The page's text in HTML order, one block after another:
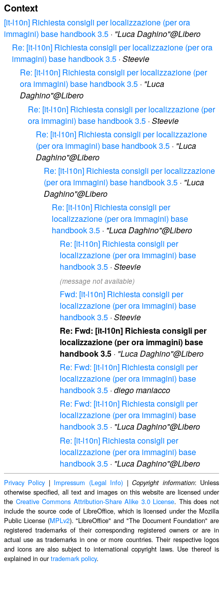
Context
[it-l10n] Richiesta consigli per localizzazione (per ora
immagini) base handbook 3.5 · "Luca Daghino"@Libero
Re: [it-l10n] Richiesta consigli per localizzazione (per ora
immagini) base handbook 3.5 · Steevie
Re: [it-l10n] Richiesta consigli per localizzazione (per
ora immagini) base handbook 3.5 · "Luca
Daghino"@Libero
Re: [it-l10n] Richiesta consigli per localizzazione (per
ora immagini) base handbook 3.5 · Steevie
Re: [it-l10n] Richiesta consigli per localizzazione
(per ora immagini) base handbook 3.5 · "Luca
Daghino"@Libero
Re: [it-l10n] Richiesta consigli per localizzazione
(per ora immagini) base handbook 3.5 · "Luca
Daghino"@Libero
Re: [it-l10n] Richiesta consigli per
localizzazione (per ora immagini) base
handbook 3.5 · "Luca Daghino"@Libero
Re: [it-l10n] Richiesta consigli per
localizzazione (per ora immagini) base
handbook 3.5 · Steevie
(message not available)
Fwd: [it-l10n] Richiesta consigli per
localizzazione (per ora immagini) base
handbook 3.5 · Steevie
Re: Fwd: [it-l10n] Richiesta consigli per
localizzazione (per ora immagini) base
handbook 3.5 · "Luca Daghino"@Libero
Re: Fwd: [it-l10n] Richiesta consigli per
localizzazione (per ora immagini) base
handbook 3.5 · diego maniacco
Re: Fwd: [it-l10n] Richiesta consigli per
localizzazione (per ora immagini) base
handbook 3.5 · "Luca Daghino"@Libero
Re: [it-l10n] Richiesta consigli per
localizzazione (per ora immagini) base
handbook 3.5 · "Luca Daghino"@Libero
Privacy Policy | Impressum (Legal Info) |Copyright information: Unless
otherwise specified, all text and images on this website are licensed under
the Creative Commons Attribution-Share Alike 3.0 License. This does not
include the source code of LibreOffice, which is licensed under the Mozilla
Public License (MPLv2). "LibreOffice" and "The Document Foundation" are
registered trademarks of their corresponding registered owners or are in
actual use as trademarks in one or more countries. Their respective logos
and icons are also subject to international copyright laws. Use thereof is
explained in ourtrademark policy.